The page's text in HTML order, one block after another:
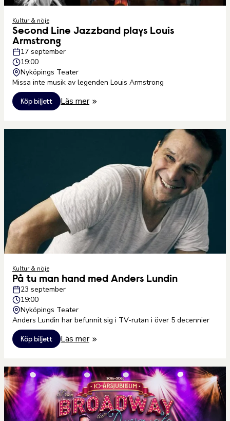
Kultur & nöje
Second Line Jazzband plays Louis
Armstrong
17 september
19:00
Nyköpings Teater
Missa inte musik av legenden Louis Armstrong
Köp biljett Läs mer
Kultur & nöje
På tu man hand med Anders Lundin
23 september
19:00
Nyköpings Teater
Anders Lundin har befunnit sig i TV-rutan i över 5 decennier
Köp biljett Läs mer